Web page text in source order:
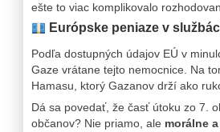
ešte to viac komplikovalo
Európske peniaze v
Podľa dostupných údajov EÚ v
Gaze vrátane tejto nemocnice. Na
Hamasu, ktorý Gazanov drží ako
Dá sa povedať, že časť útoku zo 7.
občanov? Nie priamo, ale morálne